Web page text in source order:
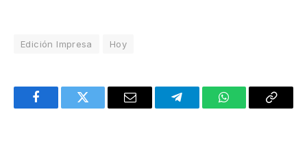
Edición Impresa Hoy
FacebookTwitter Email TelegramWhatsAppCopy